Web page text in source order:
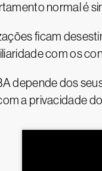
normal é
ficam
com os
depende dos
a privacidade